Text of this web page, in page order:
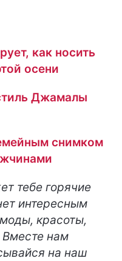
как носить
осени
Джамалы
снимком
тебе горячие
интересным
красоты,
Вместе нам
на наш